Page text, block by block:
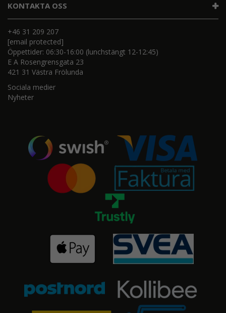
KONTAKTA OSS
+46 31 209 207
[email protected]
Öppettider: 06:30-16:00 (lunchstängt 12-12:45)
E A Rosengrensgata 23
421 31 Västra Frölunda
Sociala medier
Nyheter